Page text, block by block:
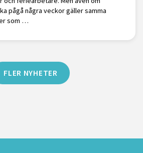
pågå några veckor gäller samma
som …
FLER NYHETER